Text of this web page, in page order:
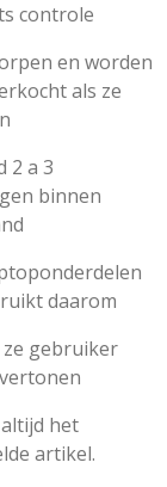
controle
en worden
als ze
2 a 3
binnen
daarom
gebruiker
het
artikel.